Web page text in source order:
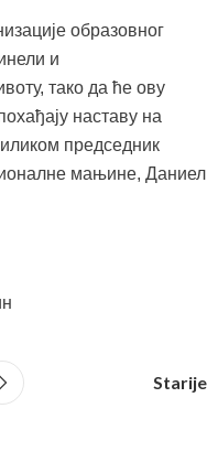
образовног
и
тако да ће ову
наставу на
председник
мањине, Даниел
Starije